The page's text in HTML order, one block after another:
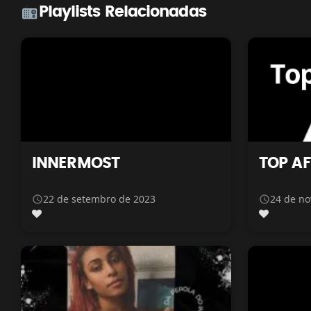
Playlists Relacionadas
INNERMOST
22 de setembro de 2023
TOP
24 de